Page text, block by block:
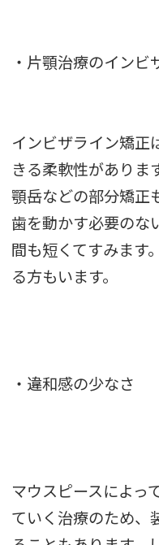
・片顎治療のインビ
インビザライン矯正
きる柔軟性がありま
顎岳などの部分矯正
歯を動かす必要のな
間も短くてすみます
る方もいます。
・違和感の少なさ
マウスピースによっ
ていく治療のため、